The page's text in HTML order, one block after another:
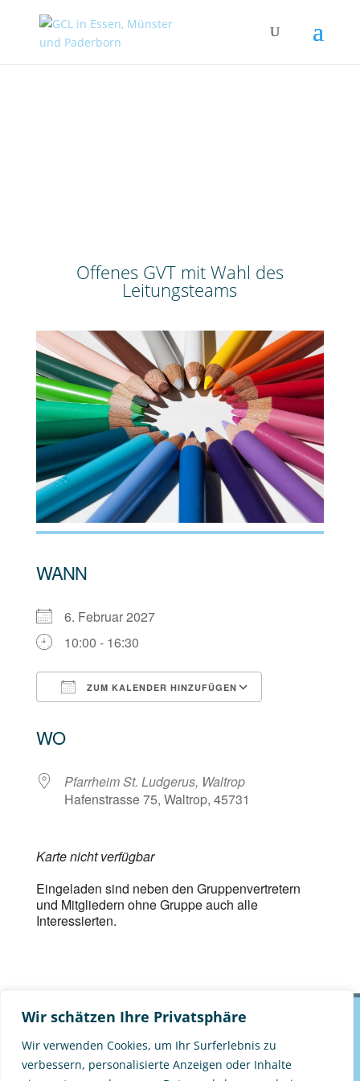
Wir schätzen Ihre Privatsphäre
Wir verwenden Cookies, um Ihr Surferlebnis zu
verbessern, personalisierte Anzeigen oder Inhalte
Offenes GVT mit Wahl des
Leitungsteams
WANN
6. Februar 2027
10:00 - 16:30
ZUM KALENDER HINZUFÜGEN
WO
Pfarrheim St. Ludgerus, Waltrop
Hafenstrasse 75, Waltrop, 45731
Karte nicht verfügbar
Eingeladen sind neben den Gruppenvertretern
und Mitgliedern ohne Gruppe auch alle
Interessierten.